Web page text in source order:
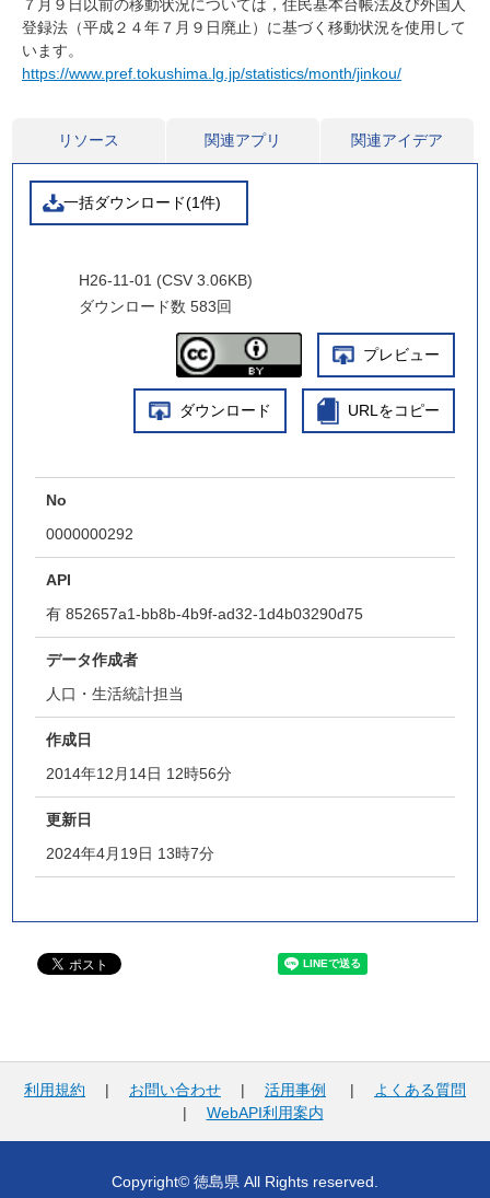
７月９日以前の移動状況については，住民基本台帳法及び外国人
登録法（平成２４年７月９日廃止）に基づく移動状況を使用して
います。
https://www.pref.tokushima.lg.jp/statistics/month/jinkou/
リソース 関連アプリ 関連アイデア
一括ダウンロード(1件)
H26-11-01 (CSV 3.06KB)
ダウンロード数 583回
プレビュー
ダウンロード URLをコピー
No
0000000292
API
有 852657a1-bb8b-4b9f-ad32-1d4b03290d75
データ作成者
人口・生活統計担当
作成日
2014年12月14日 12時56分
更新日
2024年4月19日 13時7分
利用規約 | お問い合わせ | 活用事例 |
よくある質問
| WebAPI利用案内
Copyright© 徳島県 All Rights reserved.